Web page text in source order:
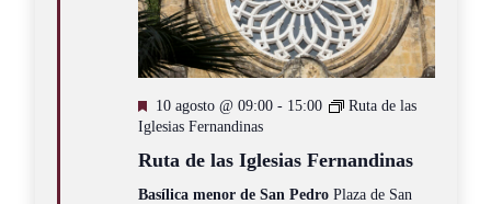
Destacado
10 agosto @ 09:00- 15:00
Ruta de las
Iglesias Fernandinas
Ruta de las Iglesias Fernandinas
Basílica menor de San Pedro Plaza de San